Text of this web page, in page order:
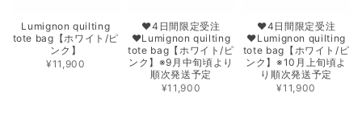
Lumignon quilting
tote bag【ホワイト/ピ
ンク】
¥11,900
♥4日間限定受注
♥Lumignon quilting
tote bag【ホワイト/ピ
ンク】※9月中旬頃より
順次発送予定
¥11,900
♥4日間限定受注
♥Lumignon quilting
tote bag【ホワイト/ピ
ンク】※10月上旬頃よ
り順次発送予定
¥11,900